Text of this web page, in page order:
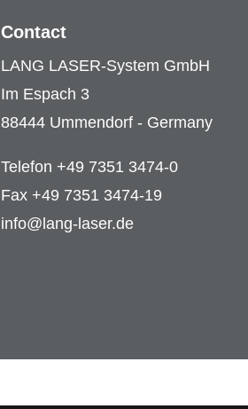
Contact
LANG LASER-System GmbH
Im Espach 3
88444 Ummendorf - Germany
Telefon +49 7351 3474-0
Fax +49 7351 3474-19
info@lang-laser.de